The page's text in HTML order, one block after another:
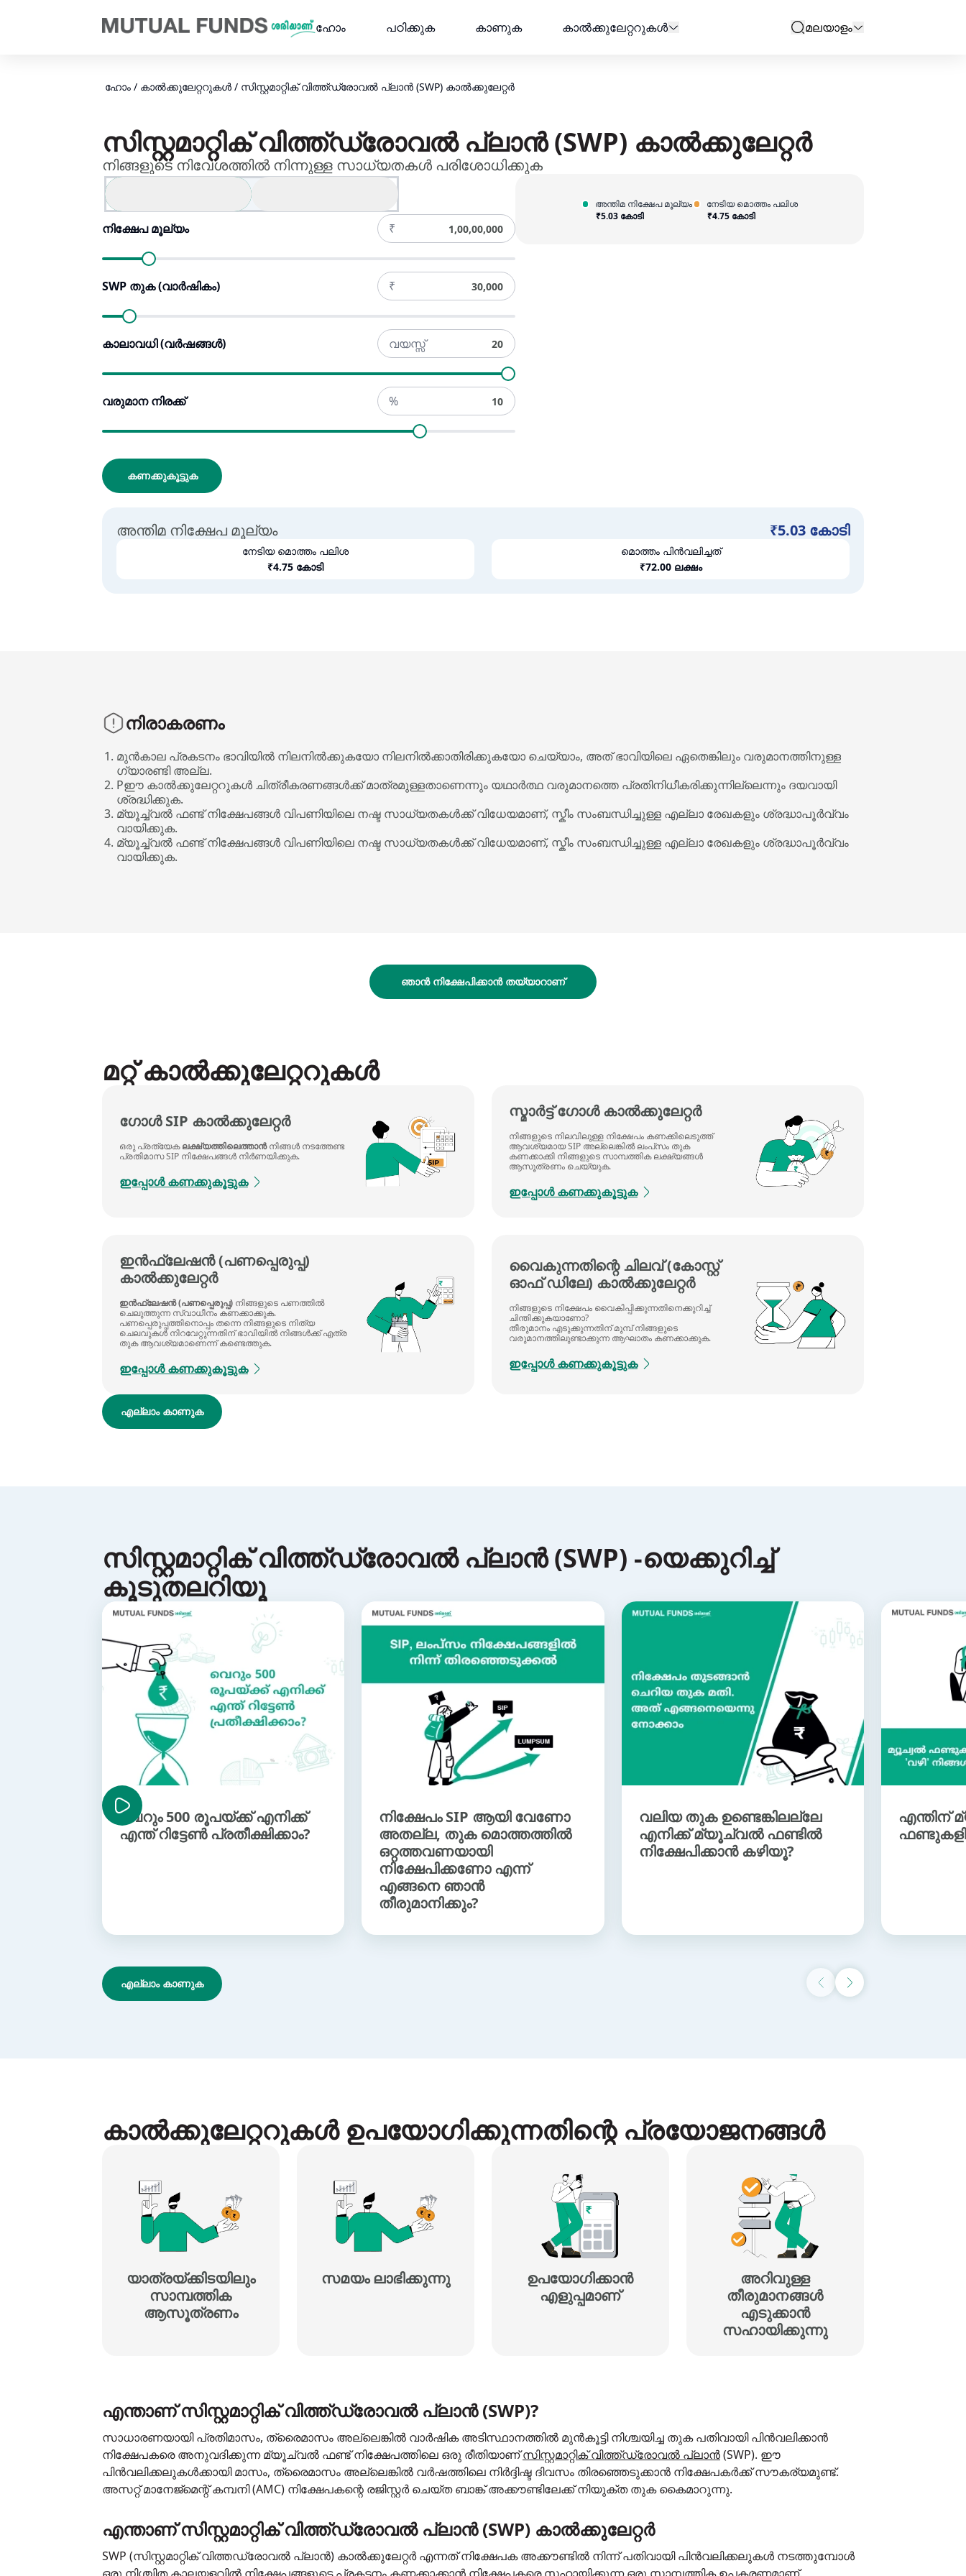
ഹോം
പഠിക്കുക കാണുക കാല്‍ക്കുലേറ്ററുകള്‍ search
മലയാളം
ഹോം / കാല്‍ക്കുലേറ്ററുകള്‍ / സിസ്റ്റമാറ്റിക് വിത്ത്ഡ്രോവൽ പ്ലാൻ (SWP) കാൽക്കുലേറ്റർ
സിസ്റ്റമാറ്റിക് വിത്ത്ഡ്രോവൽ പ്ലാൻ (SWP) കാൽക്കുലേറ്റർ
നിങ്ങളുടെ നിവേശത്തിൽ നിന്നുള്ള സാധ്യതകൾ പരിശോധിക്കുക
നിക്ഷേപ മൂല്യം ₹
SWP തുക (വാർഷികം) ₹
കാലാവധി (വർഷങ്ങൾ) വയസ്സ്
വരുമാന നിരക്ക് %
കണക്കുകൂട്ടുക
അന്തിമ നിക്ഷേപ മൂല്യം
₹5.03 കോടി
നേടിയ മൊത്തം പലിശ
₹4.75 കോടി
അന്തിമ നിക്ഷേപ മൂല്യം ₹5.03 കോടി
നേടിയ മൊത്തം പലിശ
₹4.75 കോടി
മൊത്തം പിൻവലിച്ചത്
₹72.00 ലക്ഷം
നിരാകരണം
മുൻകാല പ്രകടനം ഭാവിയിൽ നിലനിൽക്കുകയോ നിലനിൽക്കാതിരിക്കുകയോ ചെയ്യാം, അത് ഭാവിയിലെ ഏതെങ്കിലും വരുമാനത്തിനുള്ള
ഗ്യാരണ്ടി അല്ല.
Pഈ കാൽക്കുലേറ്ററുകൾ ചിത്രീകരണങ്ങൾക്ക് മാത്രമുള്ളതാണെന്നും യഥാർത്ഥ വരുമാനത്തെ പ്രതിനിധീകരിക്കുന്നില്ലെന്നും ദയവായി
ശ്രദ്ധിക്കുക.
മ്യൂച്ച്വൽ ഫണ്ട് നിക്ഷേപങ്ങൾ വിപണിയിലെ നഷ്ട സാധ്യതകൾക്ക് വിധേയമാണ്, സ്കീം സംബന്ധിച്ചുള്ള എല്ലാ രേഖകളും ശ്രദ്ധാപൂർവ്വം
വായിക്കുക.
മ്യൂച്ച്വൽ ഫണ്ട് നിക്ഷേപങ്ങൾ വിപണിയിലെ നഷ്ട സാധ്യതകൾക്ക് വിധേയമാണ്, സ്കീം സംബന്ധിച്ചുള്ള എല്ലാ രേഖകളും ശ്രദ്ധാപൂർവ്വം
വായിക്കുക.
ഞാൻ നിക്ഷേപിക്കാൻ തയ്യാറാണ്
മറ്റ് കാൽക്കുലേറ്ററുകൾ
ഗോൾ SIP കാൽക്കുലേറ്റർ
ഒരു പ്രത്യേകലക്ഷ്യത്തിലെത്താൻനിങ്ങൾ നടത്തേണ്ട
പ്രതിമാസ SIP നിക്ഷേപങ്ങൾ നിർണയിക്കുക.
ഇപ്പോൾ കണക്കുകൂട്ടുക
സ്മാർട്ട് ഗോൾ കാൽക്കുലേറ്റർ
നിങ്ങളുടെ നിലവിലുള്ള നിക്ഷേപം കണക്കിലെടുത്ത്
ആവശ്യമായ SIP അല്ലെങ്കിൽ ലംപ്‌സം തുക
കണക്കാക്കി നിങ്ങളുടെ സാമ്പത്തിക ലക്ഷ്യങ്ങൾ
ആസൂത്രണം ചെയ്യുക.
ഇപ്പോൾ കണക്കുകൂട്ടുക
ഇൻഫ്ലേഷൻ (പണപ്പെരുപ്പ)
കാൽക്കുലേറ്റർ
ഇൻഫ്ലേഷൻ (പണപ്പെരുപ്പ) നിങ്ങളുടെ പണത്തിൽ
ചെലുത്തുന്ന സ്വാധീനം കണക്കാക്കുക.
പണപ്പെരുപ്പത്തിനൊപ്പം തന്നെ നിങ്ങളുടെ നിത്യ
ചെലവുകൾ നിറവേറ്റുന്നതിന് ഭാവിയിൽ നിങ്ങൾക്ക് എത്ര
തുക ആവശ്യമാണെന്ന് കണ്ടെത്തുക.
ഇപ്പോൾ കണക്കുകൂട്ടുക
വൈകുന്നതിന്റെ ചിലവ് (കോസ്റ്റ്
ഓഫ് ഡിലേ) കാൽക്കുലേറ്റർ
നിങ്ങളുടെ നിക്ഷേപം വൈകിപ്പിക്കുന്നതിനെക്കുറിച്ച്
ചിന്തിക്കുകയാണോ?
തീരുമാനം എടുക്കുന്നതിന് മുമ്പ് നിങ്ങളുടെ
വരുമാനത്തിലുണ്ടാക്കുന്ന ആഘാതം കണക്കാക്കുക.
ഇപ്പോൾ കണക്കുകൂട്ടുക
എല്ലാം കാണുക
സിസ്റ്റമാറ്റിക് വിത്ത്ഡ്രോവൽ പ്ലാൻ (SWP) -യെക്കുറിച്ച്
കൂടുതലറിയൂ
വെറും 500 രൂപയ്ക്ക് എനിക്ക്
എന്ത് റിട്ടേണ്‍ പ്രതീക്ഷിക്കാം?
നിക്ഷേപം SIP ആയി വേണോ
അതല്ല, തുക മൊത്തത്തില്‍
ഒറ്റത്തവണയായി
നിക്ഷേപിക്കണോ എന്ന്
എങ്ങനെ ഞാന്‍
തീരുമാനിക്കും?
വലിയ തുക ഉണ്ടെങ്കിലല്ലേ
എനിക്ക് മ്യൂച്വല്‍ ഫണ്ടില്‍
നിക്ഷേപിക്കാന്‍ കഴിയൂ?
എന്തിന്
Previous slide
Next slide
എല്ലാം കാണുക
കാൽക്കുലേറ്ററുകൾ ഉപയോഗിക്കുന്നതിന്റെ പ്രയോജനങ്ങൾ
യാത്രയ്ക്കിടയിലും
സാമ്പത്തിക
ആസൂത്രണം
സമയം ലാഭിക്കുന്നു
ഉപയോഗിക്കാൻ
എളുപ്പമാണ്
അറിവുള്ള
തീരുമാനങ്ങൾ
എടുക്കാൻ
സഹായിക്കുന്നു
എന്താണ് സിസ്റ്റമാറ്റിക് വിത്ത്ഡ്രോവൽ പ്ലാൻ (SWP)?
സാധാരണയായി പ്രതിമാസം, ത്രൈമാസം അല്ലെങ്കിൽ വാർഷിക അടിസ്ഥാനത്തിൽ മുൻകൂട്ടി നിശ്ചയിച്ച തുക പതിവായി പിൻവലിക്കാൻ
നിക്ഷേപകരെ അനുവദിക്കുന്ന മ്യൂച്വൽ ഫണ്ട് നിക്ഷേപത്തിലെ ഒരു രീതിയാണ്സിസ്റ്റമാറ്റിക് വിത്ത്ഡ്രോവൽ പ്ലാൻ(SWP). ഈ
പിൻവലിക്കലുകൾക്കായി മാസം, ത്രൈമാസം അല്ലെങ്കിൽ വർഷത്തിലെ നിർദ്ദിഷ്ട ദിവസം തിരഞ്ഞെടുക്കാൻ നിക്ഷേപകർക്ക് സൗകര്യമുണ്ട്.
അസറ്റ് മാനേജ്മെന്റ് കമ്പനി (AMC) നിക്ഷേപകന്റെ രജിസ്റ്റർ ചെയ്ത ബാങ്ക് അക്കൗണ്ടിലേക്ക് നിയുക്ത തുക കൈമാറുന്നു.
എന്താണ് സിസ്റ്റമാറ്റിക് വിത്ത്ഡ്രോവൽ പ്ലാൻ (SWP) കാൽക്കുലേറ്റർ
SWP (സിസ്റ്റമാറ്റിക് വിത്തഡ്രോവൽ പ്ലാൻ) കാൽക്കുലേറ്റർ എന്നത് നിക്ഷേപക അക്കൗണ്ടിൽ നിന്ന് പതിവായി പിൻവലിക്കലുകൾ നടത്തുമ്പോൾ